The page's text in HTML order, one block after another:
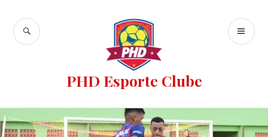
PHD Esporte Clube